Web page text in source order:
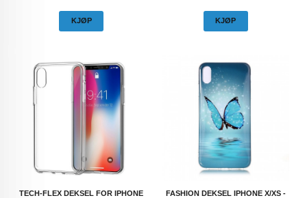
KJØP KJØP
TECH-FLEX DEKSEL FOR IPHONE
FASHION DEKSEL IPHONE X/XS -